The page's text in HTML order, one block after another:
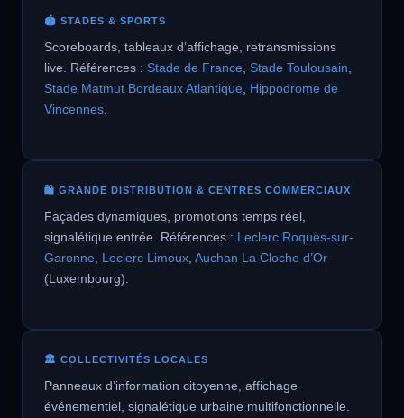
🏟️ STADES & SPORTS
Scoreboards, tableaux d’affichage, retransmissions
live. Références : Stade de France Stade Toulousain
Stade Matmut Bordeaux Atlantique Hippodrome de
Vincennes
🛍️ GRANDE DISTRIBUTION & CENTRES COMMERCIAUX
Façades dynamiques, promotions temps réel,
signalétique entrée. Références : Leclerc Roques-sur-
Garonne Leclerc Limoux Auchan La Cloche d’Or
(Luxembourg).
🏛️ COLLECTIVITÉS LOCALES
Panneaux d’information citoyenne, affichage
événementiel, signalétique urbaine multifonctionnelle.